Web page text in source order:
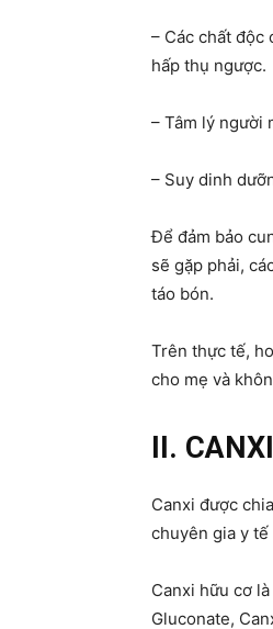
– Các chất
hấp thụ ngược.
– Tâm lý người
– Suy dinh
Để đảm bảo
sẽ gặp phải,
táo bón.
Trên thực tế,
cho mẹ và
II.
Canxi được
chuyên gia y
Canxi hữu cơ
Gluconate,